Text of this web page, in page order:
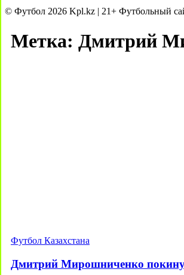
© Футбол 2026 Kpl.kz | 21+ Футбольный
Метка: Дмитрий
Футбол Казахстана
Дмитрий Мирошниченко